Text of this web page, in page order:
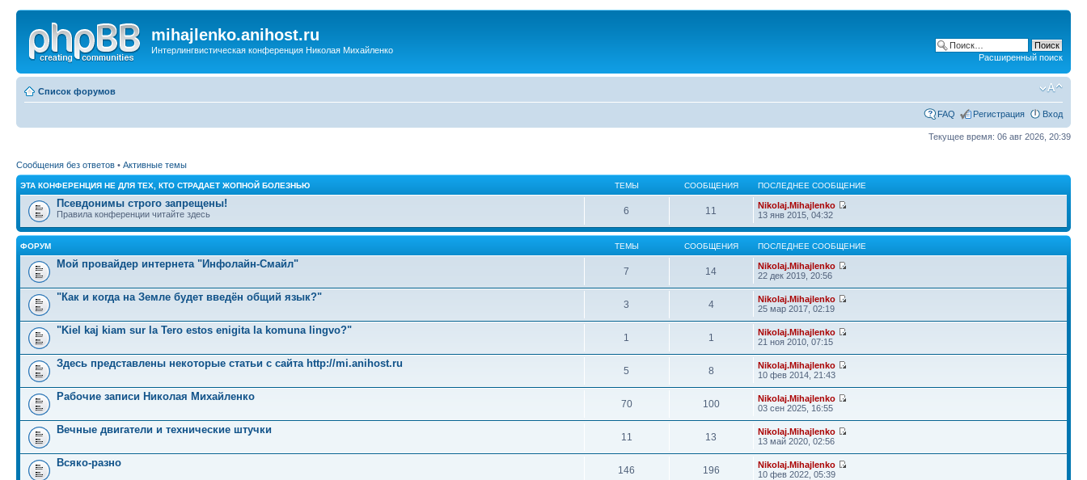
mihajlenko.anihost.ru
Интерлингвистическая конференция Николая Михайленко
Расширенный поиск
Список форумов
FAQ Регистрация Вход
Текущее время: 06 авг 2026, 20:39
Сообщения без ответов • Активные темы
ЭТА КОНФЕРЕНЦИЯ НЕ ДЛЯ ТЕХ, КТО СТРАДАЕТ ЖОПНОЙ БОЛЕЗНЬЮ ТЕМЫ СООБЩЕНИЯ ПОСЛЕДНЕЕ СООБЩЕНИЕ
Псевдонимы строго запрещены!
Правила конференции читайте здесь 6 11
Nikolaj.Mihajlenko
13 янв 2015, 04:32
ФОРУМ ТЕМЫ СООБЩЕНИЯ ПОСЛЕДНЕЕ СООБЩЕНИЕ
Мой провайдер интернета "Инфолайн-Смайл"
7 14
Nikolaj.Mihajlenko
22 дек 2019, 20:56
"Как и когда на Земле будет введён общий язык?"
3 4
Nikolaj.Mihajlenko
25 мар 2017, 02:19
"Kiel kaj kiam sur la Tero estos enigita la komuna lingvo?"
1 1
Nikolaj.Mihajlenko
21 ноя 2010, 07:15
Здесь представлены некоторые статьи с сайта http://mi.anihost.ru
5 8
Nikolaj.Mihajlenko
10 фев 2014, 21:43
Рабочие записи Николая Михайленко
70 100
Nikolaj.Mihajlenko
03 сен 2025, 16:55
Вечные двигатели и технические штучки
11 13
Nikolaj.Mihajlenko
13 май 2020, 02:56
Всяко-разно
146 196
Nikolaj.Mihajlenko
10 фев 2022, 05:39